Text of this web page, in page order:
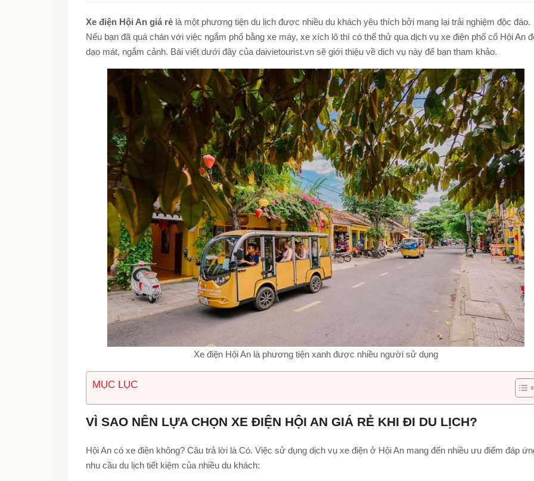
TOUR NAM ĐẢO PHÚ QUỐC
TOUR CÂU MỰC ĐÊM PHÚ QUỐC
TOUR LẶN BIỂN NHA TRANG
Xe điện Hội An giá rẻ là một phương tiện du lịch được nhiều du khách yêu thích bởi mang lại trải nghiệm độc đáo.
Nếu bạn đã quá chán với việc ngắm phố bằng xe máy, xe xích lô thì có thể thử qua dịch vụ xe điện phố cổ Hội An
dạo mát, ngắm cảnh. Bài viết dưới đây của daivietourist.vn sẽ giới thiệu về dịch vụ này để bạn tham khảo.
Xe điện Hội An là phương tiện xanh được nhiều người sử dụng
MỤC LỤC
VÌ SAO NÊN LỰA CHỌN XE ĐIỆN HỘI AN GIÁ RẺ KHI ĐI DU LỊCH?
Hội An có xe điện không? Câu trả lời là Có. Việc sử dụng dịch vụ xe điện ở Hội An mang đến nhiều ưu điểm đáp
nhu cầu du lịch tiết kiệm của nhiều du khách: